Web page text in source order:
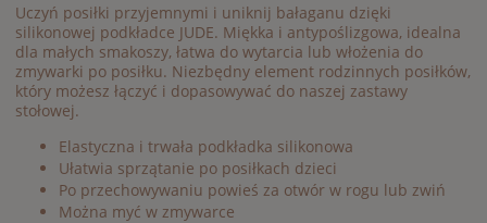
Uczyń posiłki przyjemnymi i uniknij bałaganu dzięki
silikonowej podkładce JUDE. Miękka i antypoślizgowa, idealna
dla małych smakoszy, łatwa do wytarcia lub włożenia do
zmywarki po posiłku. Niezbędny element rodzinnych posiłków,
który możesz łączyć i dopasowywać do naszej zastawy
stołowej.
Elastyczna i trwała podkładka silikonowa
Ułatwia sprzątanie po posiłkach dzieci
Po przechowywaniu powieś za otwór w rogu lub zwiń
Można myć w zmywarce